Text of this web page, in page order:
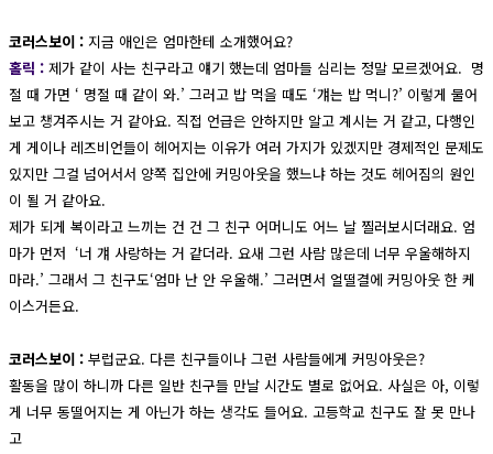
코러스보이 : 지금 애인은 엄마한테 소개했어요?
홀릭 : 제가 같이 사는 친구라고 얘기 했는데 엄마들 심리는 정말 모르겠어요. 명
절 때 가면 ‘ 명절 때 같이 와.’ 그러고 밥 먹을 때도 ‘걔는 밥 먹니?’ 이렇게 물어
보고 챙겨주시는 거 같아요. 직접 언급은 안하지만 알고 계시는 거 같고, 다행인
게 게이나 레즈비언들이 헤어지는 이유가 여러 가지가 있겠지만 경제적인 문제도
있지만 그걸 넘어서서 양쪽 집안에 커밍아웃을 했느냐 하는 것도 헤어짐의 원인
이 될 거 같아요.
제가 되게 복이라고 느끼는 건 건 그 친구 어머니도 어느 날 찔러보시더래요. 엄
마가 먼저 ‘너 걔 사랑하는 거 같더라. 요새 그런 사람 많은데 너무 우울해하지
마라.’ 그래서 그 친구도‘엄마 난 안 우울해.’ 그러면서 얼떨결에 커밍아웃 한 케
이스거든요.
코러스보이 : 부럽군요. 다른 친구들이나 그런 사람들에게 커밍아웃은?
활동을 많이 하니까 다른 일반 친구들 만날 시간도 별로 없어요. 사실은 아, 이렇
게 너무 동떨어지는 게 아닌가 하는 생각도 들어요. 고등학교 친구도 잘 못 만나
고